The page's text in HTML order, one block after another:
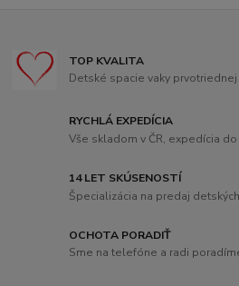
TOP KVALITA
Detské spacie vaky
RYCHLÁ EXPEDÍCIA
Vše skladom v ČR, expedícia
14 LET SKÚSENOSTÍ
Špecializácia na predaj
OCHOTA PORADIŤ
Sme na telefóne a radi